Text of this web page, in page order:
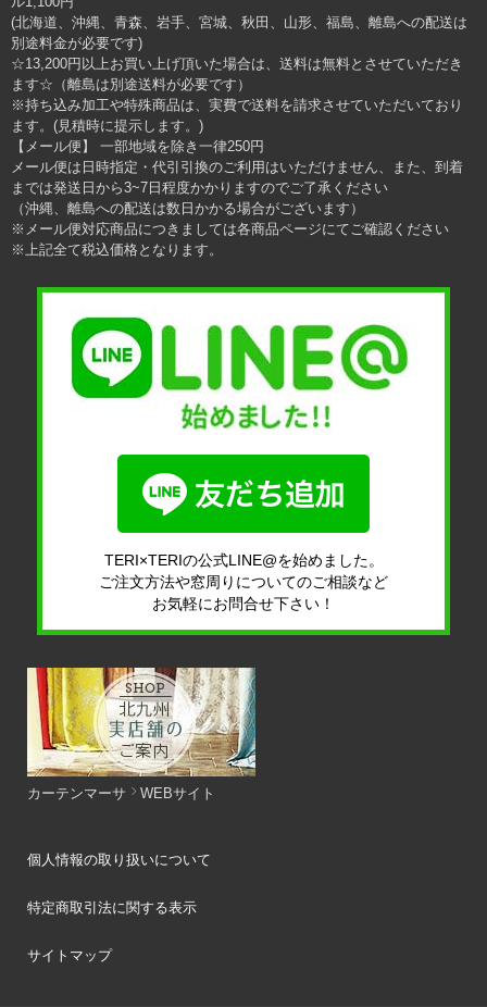
(北海道、沖縄、青森、岩手、宮城、秋田、山形、福島、離島への配送は
別途料金が必要です)
☆13,200円以上お買い上げ頂いた場合は、送料は無料とさせていただき
ます☆（離島は別途送料が必要です）
※持ち込み加工や特殊商品は、実費で送料を請求させていただいており
ます。(見積時に提示します。)
【メール便】 一部地域を除き一律250円
メール便は日時指定・代引引換のご利用はいただけません、また、到着
までは発送日から3~7日程度かかりますのでご了承ください
（沖縄、離島への配送は数日かかる場合がございます）
※メール便対応商品につきましては各商品ページにてご確認ください
※上記全て税込価格となります。
TERI×TERIの公式LINE@を始めました。
ご注文方法や窓周りについてのご相談など
お気軽にお問合せ下さい！
カーテンマーサ WEBサイト
個人情報の取り扱いについて
特定商取引法に関する表示
サイトマップ